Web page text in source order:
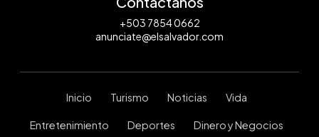
+503 7854 0662
anunciate@elsalvador.com
Inicio Turismo Noticias Vida
Entretenimiento Deportes Dinero y Negocios